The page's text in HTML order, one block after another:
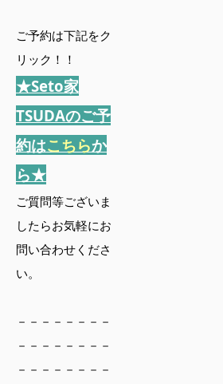
ご予約は下記をク
リック！！
★Seto家
TSUDAのご予
約はこちらか
ら★
ご質問等ございま
したらお気軽にお
問い合わせくださ
い。
－－－－－－－－
－－－－－－－－
－－－－－－－－